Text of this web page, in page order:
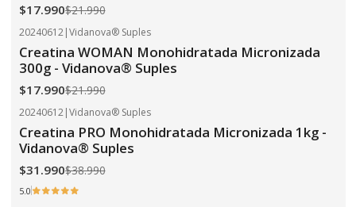
$17.990$21.990
-18% OFF
20240612|Vidanova® Suples
Creatina WOMAN Monohidratada Micronizada
300g - Vidanova® Suples
$17.990$21.990
-18% OFF
20240612|Vidanova® Suples
Creatina PRO Monohidratada Micronizada 1kg -
Vidanova® Suples
$31.990$38.990
5.0